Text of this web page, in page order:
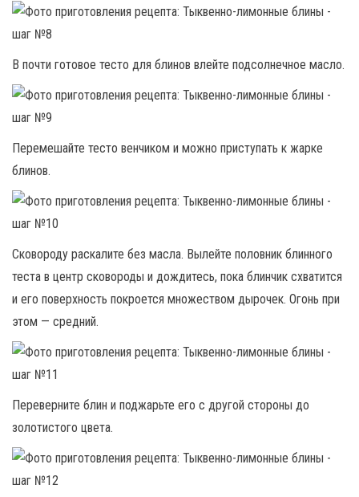
В почти готовое тесто для блинов влейте подсолнечное масло.
Перемешайте тесто венчиком и можно приступать к жарке
блинов.
Сковороду раскалите без масла. Вылейте половник блинного
теста в центр сковороды и дождитесь, пока блинчик схватится
и его поверхность покроется множеством дырочек. Огонь при
этом — средний.
Переверните блин и поджарьте его с другой стороны до
золотистого цвета.